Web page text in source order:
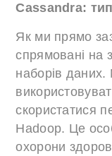
Cassandra:
Як ми прямо
спрямовані на
наборів
скористатися
Hadoop. Це
охорони